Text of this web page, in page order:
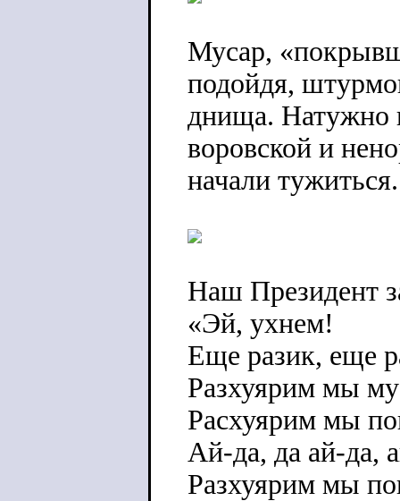
Мусар,
подойдя,
днища. Натужно
воровской и
начали тужиться.
Наш Президент
«Эй, ухнем!
Еще разик, еще
Разхуярим мы
Расхуярим мы
Ай-да, да ай-да,
Разхуярим мы